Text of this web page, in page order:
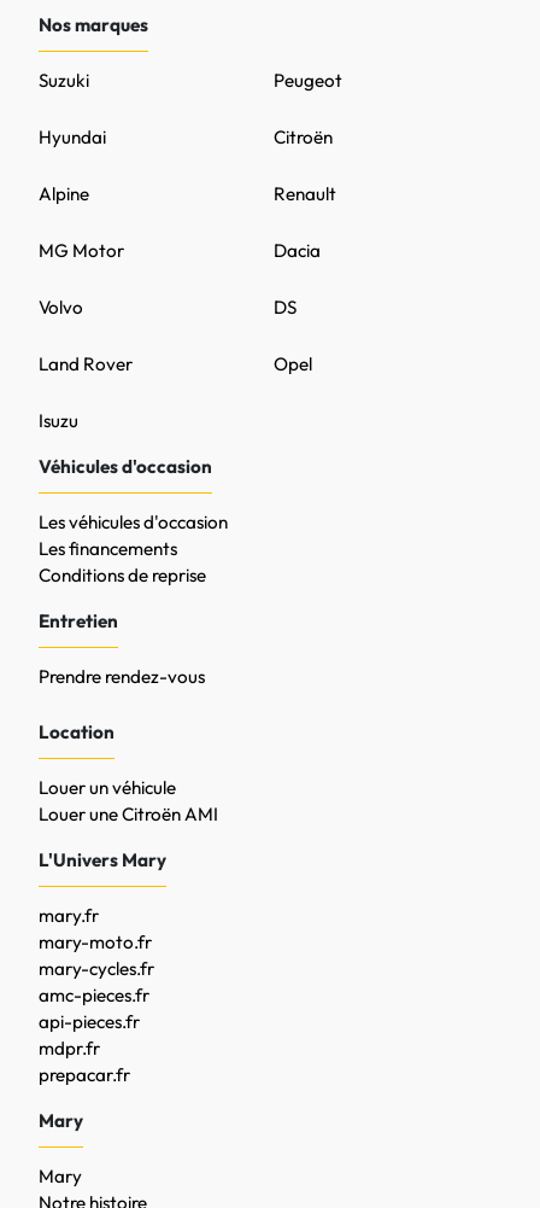
Nos marques
Peugeot
DS
MG Motor
Citroën
Opel
Volvo
Renault
Hyundai
Land Rover
Dacia
Alpine
Isuzu
Suzuki
Véhicules d'occasion
Les véhicules d'occasion
Les financements
Conditions de reprise
Entretien
Prendre rendez-vous
Location
Louer un véhicule
Louer une Citroën AMI
L'Univers Mary
mary.fr
mary-moto.fr
mary-cycles.fr
amc-pieces.fr
api-pieces.fr
mdpr.fr
prepacar.fr
Mary
Mary
Notre histoire